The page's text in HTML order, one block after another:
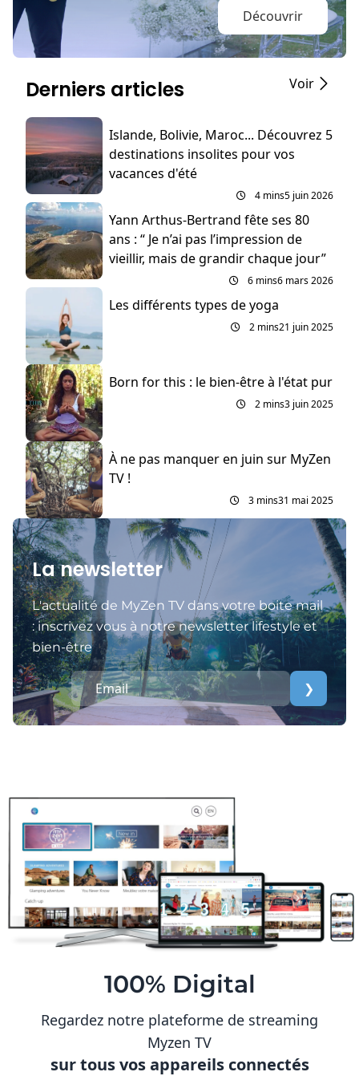
Découvrir
Derniers articles Voir
Islande, Bolivie, Maroc... Découvrez 5
destinations insolites pour vos
vacances d'été
4 mins5 juin 2026
Yann Arthus-Bertrand fête ses 80
ans : “ Je n’ai pas l’impression de
vieillir, mais de grandir chaque jour”
6 mins6 mars 2026
Les différents types de yoga
2 mins21 juin 2025
Born for this : le bien-être à l'état pur
2 mins3 juin 2025
À ne pas manquer en juin sur MyZen
TV !
3 mins31 mai 2025
La newsletter
L'actualité de MyZen TV dans votre boite mail
: inscrivez vous à notre newsletter lifestyle et
bien-être
❯
100% Digital
Regardez notre plateforme de streaming
Myzen TV
sur tous vos appareils connectés